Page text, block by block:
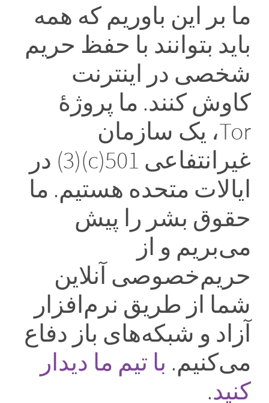
ما بر این باوریم که همه
باید بتوانند با حفظ حریم
شخصی‌ در اینترنت
کاوش کنند. ما پروژهٔ
Tor، یک سازمان
غیرانتفاعی 501(c)(3) در
ایالات متحده هستیم. ما
حقوق بشر را پیش
می‌بریم و از
حریم‌خصوصی آنلاین
شما از طریق نرم‌افزار
آزاد و شبکه‌های باز دفاع
می‌کنیم. با تیم ما دیدار
کنید.